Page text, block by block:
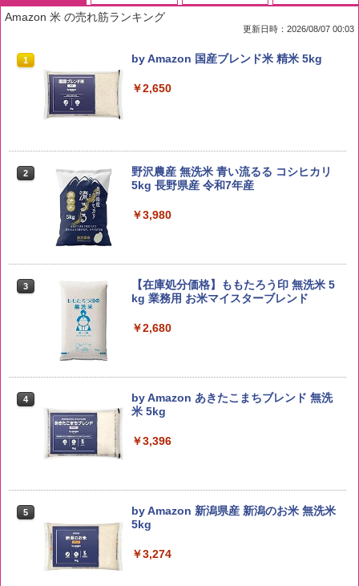
Amazon 米 の売れ筋ランキング
更新日時：2026/08/07 00:03
1 by Amazon 国産ブレンド米 精米 5kg
￥2,650
2
野沢農産 無洗米 青い流るる コシヒカリ
5kg 長野県産 令和7年産
￥3,980
3
【在庫処分価格】ももたろう印 無洗米 5
kg 業務用 お米マイスターブレンド
￥2,680
4
by Amazon あきたこまちブレンド 無洗
米 5kg
￥3,396
5
by Amazon 新潟県産 新潟のお米 無洗米
5kg
￥3,274